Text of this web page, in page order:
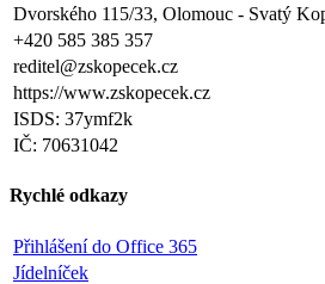
Dvorského 115/33, Olomouc - Svatý
+420 585 385 357
reditel@zskopecek.cz
https://www.zskopecek.cz
ISDS: 37ymf2k
IČ: 70631042
Rychlé odkazy
Přihlášení do Office 365
Jídelníček